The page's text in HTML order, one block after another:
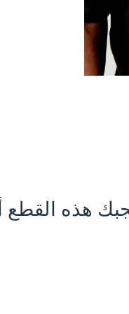
هذه القطع